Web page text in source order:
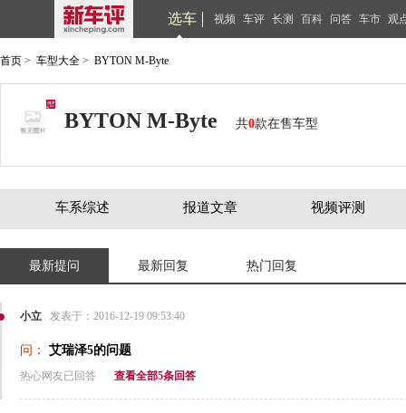
选车 视频 车评 长测 百科 问答 车市 观
首页 > 车型大全 > BYTON M-Byte
BYTON M-Byte 共0款在售车型
车系综述 报道文章 视频评测
最新提问 最新回复 热门回复
小立 发表于：2016-12-19 09:53:40
问： 艾瑞泽5的问题
热心网友已回答 查看全部5条回答